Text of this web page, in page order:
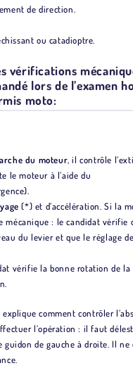
de direction.
ou catadioptre.
vérifications
lors de l’examen
moto:
du moteur, il contrôle
le moteur à l’aide du
(*) et d’accélération. Si la
mécanique : le candidat vérifie
du levier et que le réglage
vérifie la bonne rotation de la
explique comment contrôler
l’opération : il faut
de gauche à droite. Il ne